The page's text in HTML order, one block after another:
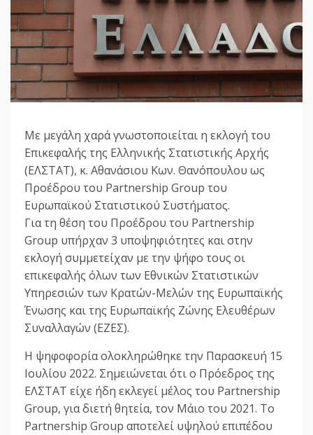
Με μεγάλη χαρά γνωστοποιείται η εκλογή του
Επικεφαλής της Ελληνικής Στατιστικής Αρχής
(ΕΛΣΤΑΤ), κ. Αθανάσιου Κων. Θανόπουλου ως
Προέδρου του Partnership Group του
Ευρωπαϊκού Στατιστικού Συστήματος.
Για τη θέση του Προέδρου του Partnership
Group υπήρχαν 3 υποψηφιότητες και στην
εκλογή συμμετείχαν με την ψήφο τους οι
επικεφαλής όλων των Εθνικών Στατιστικών
Υπηρεσιών των Κρατών-Μελών της Ευρωπαϊκής
Ένωσης και της Ευρωπαϊκής Ζώνης Ελευθέρων
Συναλλαγών (ΕΖΕΣ).
Η ψηφοφορία ολοκληρώθηκε την Παρασκευή 15
Ιουλίου 2022. Σημειώνεται ότι ο Πρόεδρος της
ΕΛΣΤΑΤ είχε ήδη εκλεγεί μέλος του Partnership
Group, για διετή θητεία, τον Μάιο του 2021. Το
Partnership Group αποτελεί υψηλού επιπέδου